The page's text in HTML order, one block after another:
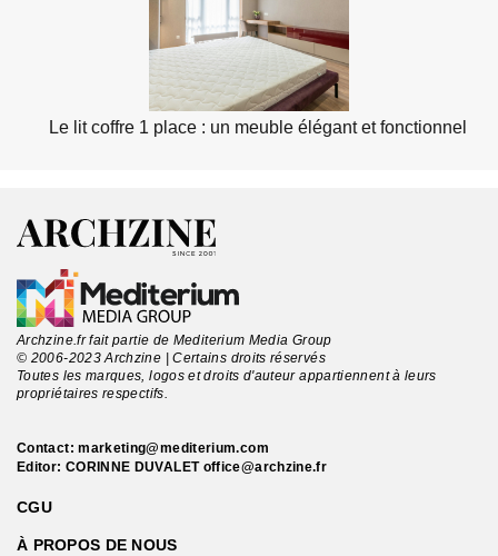
Le lit coffre 1 place : un meuble élégant et fonctionnel
Archzine.fr fait partie de Mediterium Media Group
© 2006-2023 Archzine | Certains droits réservés
Toutes les marques, logos et droits d'auteur appartiennent à leurs
propriétaires respectifs.
Contact:marketing@mediterium.com
Editor: CORINNE DUVALET office@archzine.fr
CGU
À PROPOS DE NOUS